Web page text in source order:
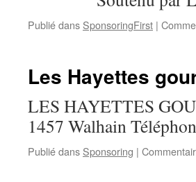
Publié dans SponsoringFirst |
Les Hayettes
LES HAYETTES
1457 Walhain
Publié dans Sponsoring |